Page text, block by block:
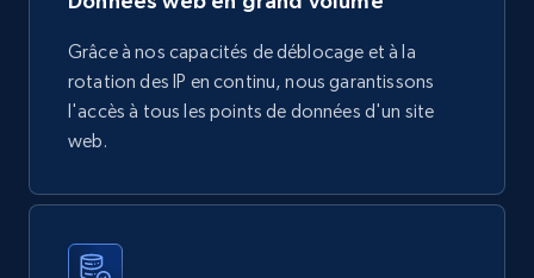
Grâce à nos capacités de déblocage et à la
rotation des IP en continu, nous garantissons
l'accès à tous les points de données d'un site
web.